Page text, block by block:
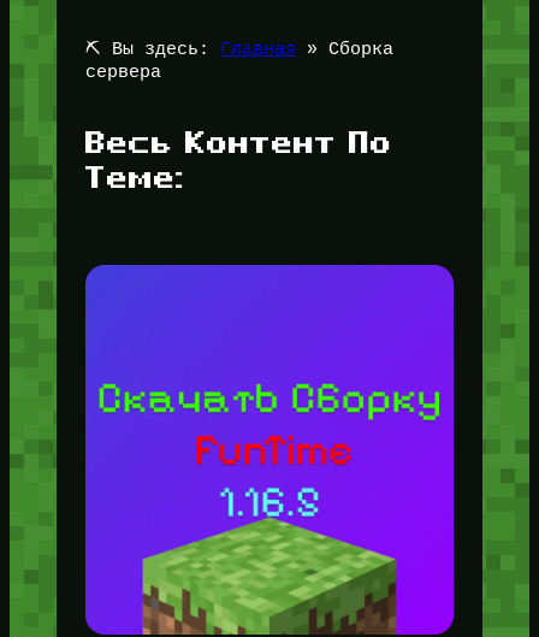
⛏️ Вы здесь: Главная » Сборка
сервера
Весь Контент По
Теме: